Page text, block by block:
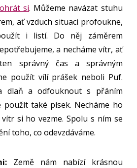
si. Můžeme navázat stuhu
ať vzduch situaci profoukne,
i listí. Do něj záměrem
a necháme vítr, ať
správný čas a správným
použít vílí prášek neboli Puf.
dlaň a odfouknout s přáním
použít také písek. Necháme ho
si ho vezme. Spolu s ním se
toho, co odevzdáváme.
Země nám nabízí krásnou